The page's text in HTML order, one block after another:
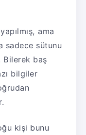
ama
sadece sütunu
Bilerek baş
bilgiler
kişi bunu